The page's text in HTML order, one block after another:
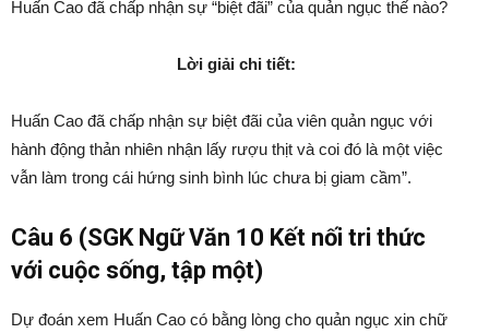
Huấn Cao đã chấp nhận sự “biệt đãi” của quản ngục thế nào?
Lời giải chi tiết:
Huấn Cao đã chấp nhận sự biệt đãi của viên quản ngục với
hành động thản nhiên nhận lấy rượu thịt và coi đó là một việc
vẫn làm trong cái hứng sinh bình lúc chưa bị giam cầm”.
Câu 6 (SGK Ngữ Văn 10 Kết nối tri thức
với cuộc sống, tập một)
Dự đoán xem Huấn Cao có bằng lòng cho quản ngục xin chữ